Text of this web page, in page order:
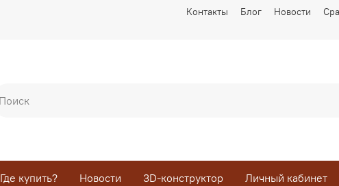
Контакты Блог Новости
Где купить? Новости 3D-конструктор Личный кабинет